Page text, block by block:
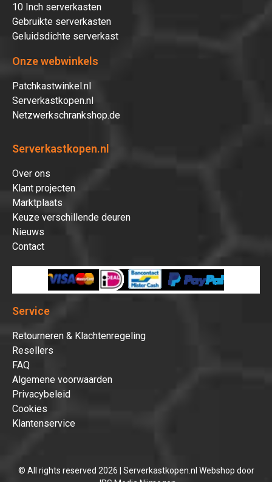
10 Inch serverkasten
Gebruikte serverkasten
Geluidsdichte serverkast
Onze webwinkels
Patchkastwinkel.nl
Serverkastkopen.nl
Netzwerkschrankshop.de
Serverkastkopen.nl
Over ons
Klant projecten
Marktplaats
Keuze verschillende deuren
Nieuws
Contact
Service
Retourneren & Klachtenregeling
Resellers
FAQ
Algemene voorwaarden
Privacybeleid
Cookies
Klantenservice
© All rights reserved 2026 | Serverkastkopen.nl Webshop door